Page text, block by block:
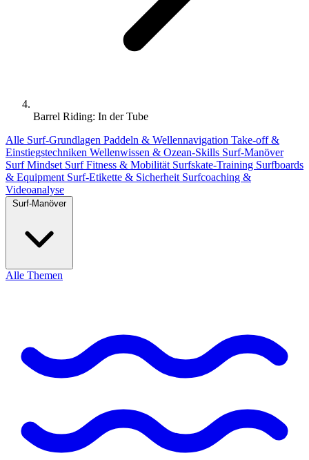
Barrel Riding: In der Tube
Alle Surf-Grundlagen Paddeln & Wellennavigation Take-off &
Einstiegstechniken Wellenwissen & Ozean-Skills Surf-Manöver
Surf Mindset Surf Fitness & Mobilität Surfskate-Training Surfboards
& Equipment Surf-Etikette & Sicherheit Surfcoaching &
Videoanalyse
Surf-Manöver
Alle Themen